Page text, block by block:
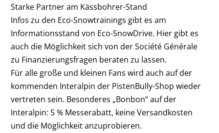
Starke Partner am Kässbohrer-Stand
Infos zu den Eco-Snowtrainings gibt es am
Informationsstand von Eco-SnowDrive. Hier gibt es
auch die Möglichkeit sich von der Société Générale
zu Finanzierungsfragen beraten zu lassen.
Für alle große und kleinen Fans wird auch auf der
kommenden Interalpin der PistenBully-Shop wieder
vertreten sein. Besonderes „Bonbon“ auf der
Interalpin: 5 % Messerabatt, keine Versandkosten
und die Möglichkeit anzuprobieren.